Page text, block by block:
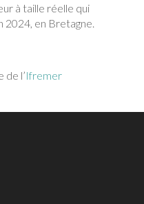
à taille réelle qui
2024, en Bretagne.
de l’Ifremer